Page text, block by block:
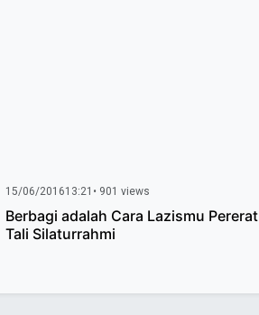
15/06/201613:21 • 901 views
Berbagi adalah Cara Lazismu Pererat
Tali Silaturrahmi